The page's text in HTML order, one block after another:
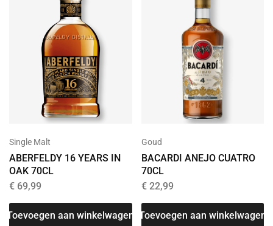
Single Malt
ABERFELDY 16 YEARS IN
OAK 70CL
€ 69,99
Toevoegen aan winkelwagen
Goud
BACARDI ANEJO CUATRO
70CL
€22,99
Toevoegen aan winkelwagen